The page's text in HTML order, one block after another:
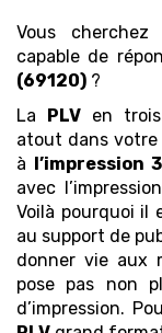
Vous
capable de
(69120) ?
La PLV en
atout dans votre
à l’impression
avec
Voilà pourquoi il
au support de
donner vie aux
pose pas non
d’impression.